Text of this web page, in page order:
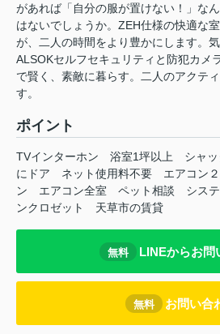
があれば「自分の服が置けない！」な
はないでしょうか。ZEH仕様の快適な
が、二人の時間をより豊かにします。気
ALSOKセルフセキュリティと防犯カメ
で賢く、素敵に暮らす。二人のアクテ
す。
ポイント
TVインターホン 浴室1坪以上 シャ
にドア
ネット使用料不要 エアコン
ン
エアコン全室 ペット相談 シス
ンクロゼット
天草市の賃貸
無料 LINEからお問
無料 お問い合